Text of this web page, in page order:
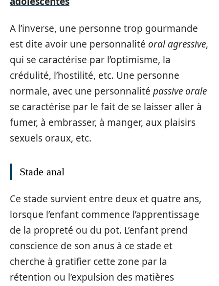
A l’inverse, une personne trop gourmande
est dite avoir une personnalité oral agressive,
qui se caractérise par l’optimisme, la
crédulité, l’hostilité, etc. Une personne
normale, avec une personnalité passive orale
se caractérise par le fait de se laisser aller à
fumer, à embrasser, à manger, aux plaisirs
sexuels oraux, etc.
Stade anal
Ce stade survient entre deux et quatre ans,
lorsque l’enfant commence l’apprentissage
de la propreté ou du pot. L’enfant prend
conscience de son anus à ce stade et
cherche à gratifier cette zone par la
rétention ou l’expulsion des matières